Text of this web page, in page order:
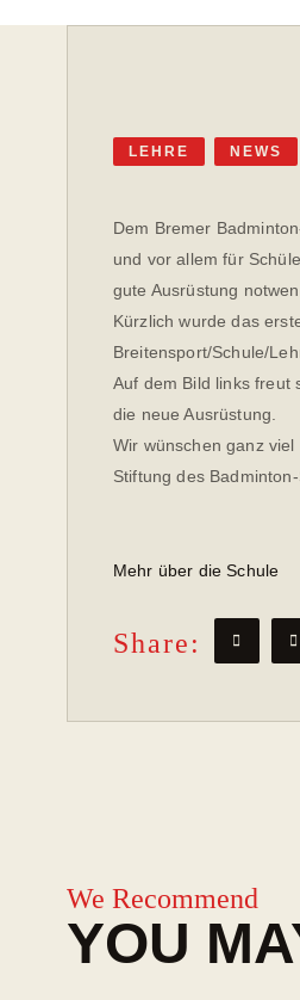
LEHRE NEWS
Dem Bremer
und vor allem für
gute Ausrüstung
Kürzlich wurde das
Breitensport/Schule/
Auf dem Bild links freut
die neue Ausrüstung.
Wir wünschen ganz
Stiftung des
Mehr über die Schule
Share:
We Recommend
YOU